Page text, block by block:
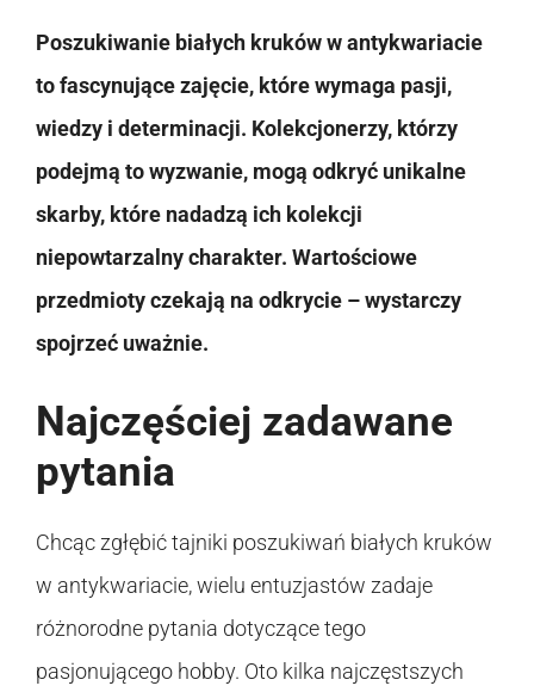
Poszukiwanie białych kruków w antykwariacie
to fascynujące zajęcie, które wymaga pasji,
wiedzy i determinacji. Kolekcjonerzy, którzy
podejmą to wyzwanie, mogą odkryć unikalne
skarby, które nadadzą ich kolekcji
niepowtarzalny charakter. Wartościowe
przedmioty czekają na odkrycie – wystarczy
spojrzeć uważnie.
Najczęściej zadawane
pytania
Chcąc zgłębić tajniki poszukiwań białych kruków
w antykwariacie, wielu entuzjastów zadaje
różnorodne pytania dotyczące tego
pasjonującego hobby. Oto kilka najczęstszych